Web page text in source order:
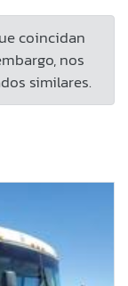
coincidan
nos
similares.